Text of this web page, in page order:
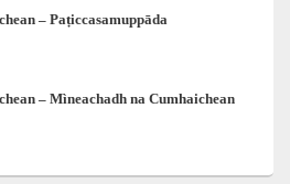
– Paṭiccasamuppāda
– Mìneachadh na Cumhaichean